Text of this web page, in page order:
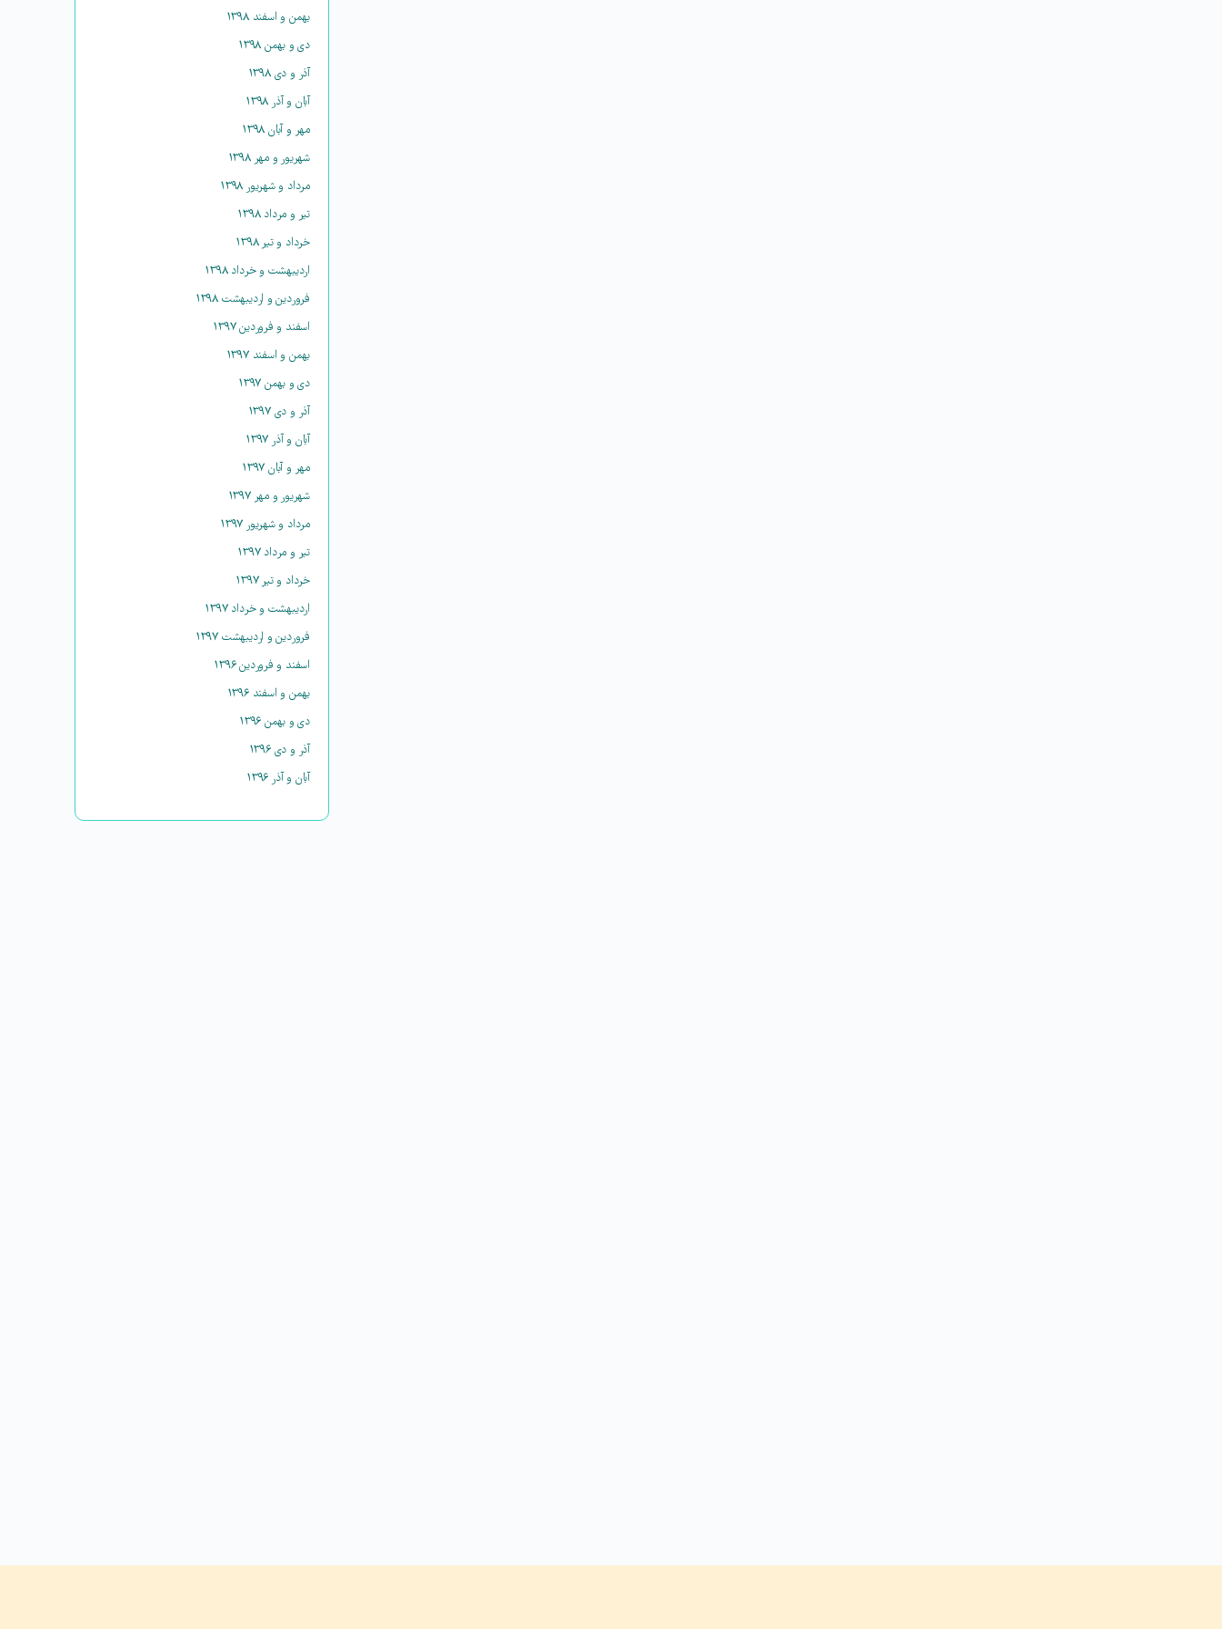
بهمن و اسفند ۱۳۹۸
دی و بهمن ۱۳۹۸
آذر و دی ۱۳۹۸
آبان و آذر ۱۳۹۸
مهر و آبان ۱۳۹۸
شهریور و مهر ۱۳۹۸
مرداد و شهریور ۱۳۹۸
تیر و مرداد ۱۳۹۸
خرداد و تیر ۱۳۹۸
اردیبهشت و خرداد ۱۳۹۸
فروردین و اردیبهشت ۱۳۹۸
اسفند و فروردین ۱۳۹۷
بهمن و اسفند ۱۳۹۷
دی و بهمن ۱۳۹۷
آذر و دی ۱۳۹۷
آبان و آذر ۱۳۹۷
مهر و آبان ۱۳۹۷
شهریور و مهر ۱۳۹۷
مرداد و شهریور ۱۳۹۷
تیر و مرداد ۱۳۹۷
خرداد و تیر ۱۳۹۷
اردیبهشت و خرداد ۱۳۹۷
فروردین و اردیبهشت ۱۳۹۷
اسفند و فروردین ۱۳۹۶
بهمن و اسفند ۱۳۹۶
دی و بهمن ۱۳۹۶
آذر و دی ۱۳۹۶
آبان و آذر ۱۳۹۶